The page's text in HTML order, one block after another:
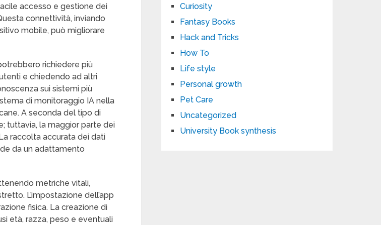
accesso e gestione dei
connettività, inviando
mobile, può migliorare
richiedere più
e chiedendo ad altri
sui sistemi più
di monitoraggio IA nella
A seconda del tipo di
tuttavia, la maggior parte dei
raccolta accurata dei dati
da un adattamento
metriche vitali,
L’impostazione dell’app
fisica. La creazione di
età, razza, peso e eventuali
Curiosity
Fantasy Books
Hack and Tricks
How To
Life style
Personal growth
Pet Care
Uncategorized
University Book synthesis